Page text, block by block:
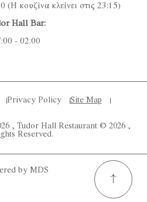
κουζίνα κλείνει στις 23:15)
Hall Bar:
- 02:00
Privacy Policy Site Map
, Tudor Hall Restaurant © 2026 ,
Reserved.
by MDS